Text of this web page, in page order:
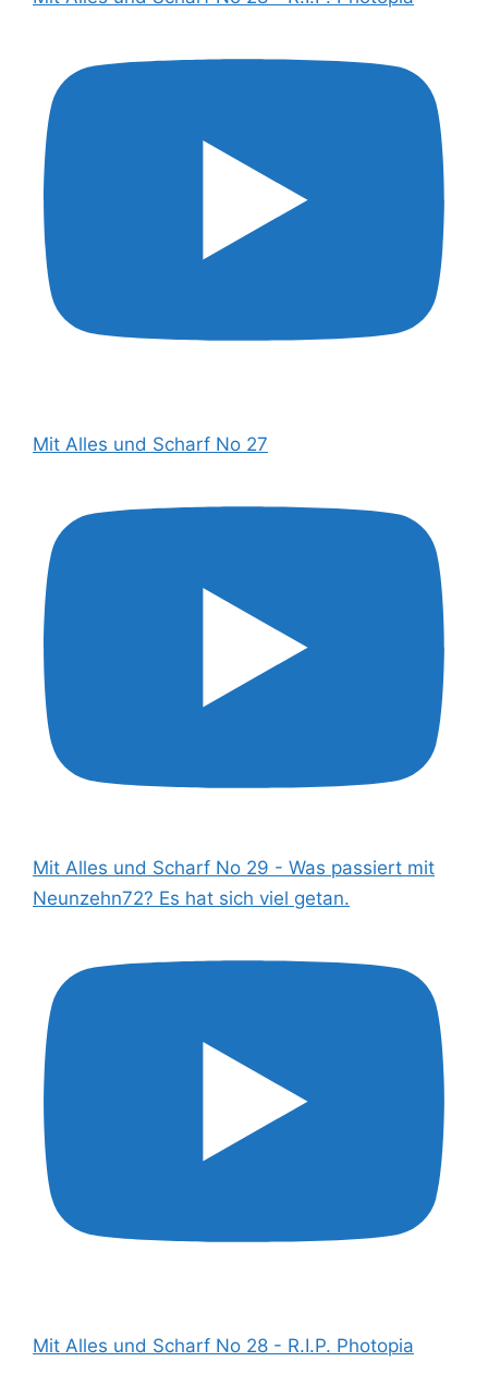
Mit Alles und Scharf No 27
Mit Alles und Scharf No 29 - Was passiert mit
Neunzehn72? Es hat sich viel getan.
Mit Alles und Scharf No 28 - R.I.P. Photopia